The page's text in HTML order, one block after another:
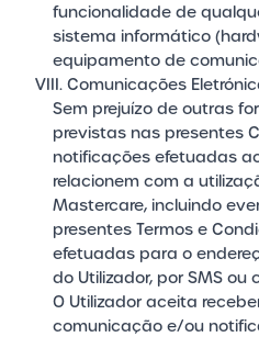
funcionalidade de
sistema informático
equipamento de
VIII. Comunicações
Sem prejuízo de outras
previstas nas presentes
notificações efetuadas
relacionem com a
Mastercare, incluindo
presentes Termos e
efetuadas para o
do Utilizador, por SMS
O Utilizador aceita
comunicação e/ou